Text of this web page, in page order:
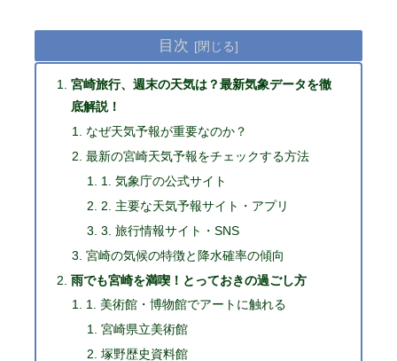
目次
宮崎旅行、週末の天気は？最新気象データを徹
底解説！
なぜ天気予報が重要なのか？
最新の宮崎天気予報をチェックする方法
1. 気象庁の公式サイト
2. 主要な天気予報サイト・アプリ
3. 旅行情報サイト・SNS
宮崎の気候の特徴と降水確率の傾向
雨でも宮崎を満喫！とっておきの過ごし方
1. 美術館・博物館でアートに触れる
宮崎県立美術館
塚野歴史資料館